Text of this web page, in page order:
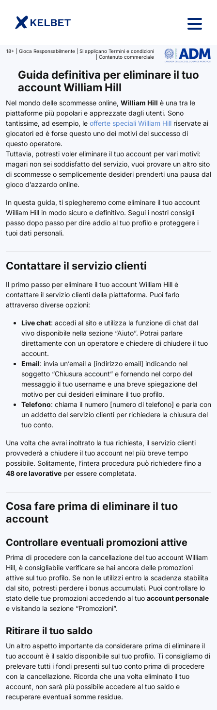
18+ | Gioca Responsabilmente | Si applicano Termini e condizioni
| Contenuto commerciale
Guida definitiva per eliminare il tuo
account William Hill
Nel mondo delle scommesse online, William Hill è una tra le
piattaforme più popolari e apprezzate dagli utenti. Sono
tantissime, ad esempio, le offerte speciali William Hill riservate ai
giocatori ed è forse questo uno dei motivi del successo di
questo operatore.
Tuttavia, potresti voler eliminare il tuo account per vari motivi:
magari non sei soddisfatto del servizio, vuoi provare un altro sito
di scommesse o semplicemente desideri prenderti una pausa dal
gioco d’azzardo online.
In questa guida, ti spiegheremo come eliminare il tuo account
William Hill in modo sicuro e definitivo. Segui i nostri consigli
passo dopo passo per dire addio al tuo profilo e proteggere i
tuoi dati personali.
Contattare il servizio clienti
Il primo passo per eliminare il tuo account William Hill è
contattare il servizio clienti della piattaforma. Puoi farlo
attraverso diverse opzioni:
Live chat: accedi al sito e utilizza la funzione di chat dal
vivo disponibile nella sezione “Aiuto”. Potrai parlare
direttamente con un operatore e chiedere di chiudere il tuo
account.
Email: invia un’email a [indirizzo email] indicando nel
soggetto “Chiusura account” e fornendo nel corpo del
messaggio il tuo username e una breve spiegazione del
motivo per cui desideri eliminare il tuo profilo.
Telefono: chiama il numero [numero di telefono] e parla con
un addetto del servizio clienti per richiedere la chiusura del
tuo conto.
Una volta che avrai inoltrato la tua richiesta, il servizio clienti
provvederà a chiudere il tuo account nel più breve tempo
possibile. Solitamente, l’intera procedura può richiedere fino a
48 ore lavorative per essere completata.
Cosa fare prima di eliminare il tuo
account
Controllare eventuali promozioni attive
Prima di procedere con la cancellazione del tuo account William
Hill, è consigliabile verificare se hai ancora delle promozioni
attive sul tuo profilo. Se non le utilizzi entro la scadenza stabilita
dal sito, potresti perdere i bonus accumulati. Puoi controllare lo
stato delle tue promozioni accedendo al tuo account personale
e visitando la sezione “Promozioni”.
Ritirare il tuo saldo
Un altro aspetto importante da considerare prima di eliminare il
tuo account è il saldo disponibile sul tuo profilo. Ti consigliamo di
prelevare tutti i fondi presenti sul tuo conto prima di procedere
con la cancellazione. Ricorda che una volta eliminato il tuo
account, non sarà più possibile accedere al tuo saldo e
recuperare eventuali somme residue.